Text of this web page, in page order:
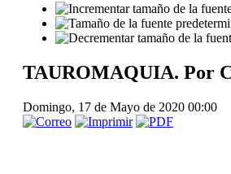
TAUROMAQUIA. Por
Domingo, 17 de Mayo de 2020 00:00